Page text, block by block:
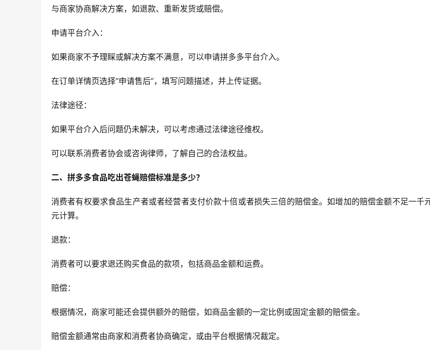
与商家协商解决方案，如退款、重新发货或赔偿。
申请平台介入：
如果商家不予理睬或解决方案不满意，可以申请拼多多平台介入。
在订单详情页选择“申请售后”，填写问题描述，并上传证据。
法律途径：
如果平台介入后问题仍未解决，可以考虑通过法律途径维权。
可以联系消费者协会或咨询律师，了解自己的合法权益。
二、拼多多食品吃出苍蝇赔偿标准是多少？
消费者有权要求食品生产者或者经营者支付价款十倍或者损失三倍的赔偿金。如增加的赔偿金额不足一千
元计算‌。
退款：
消费者可以要求退还购买食品的款项，包括商品金额和运费。
赔偿：
根据情况，商家可能还会提供额外的赔偿，如商品金额的一定比例或固定金额的赔偿金。
赔偿金额通常由商家和消费者协商确定，或由平台根据情况裁定。